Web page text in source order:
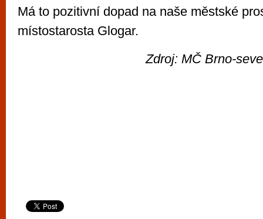
Má to pozitivní dopad na naše městské
místostarosta Glogar.
Zdroj: MČ Brno-